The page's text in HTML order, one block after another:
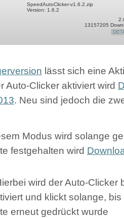
SpeedAutoClicker-v1.6.2.zip
Version: 1.6.2
13157205
lässt sich eine
Auto-Clicker aktiviert wird
. Neu sind jedoch die
Modus wird solange
festgehalten wird
wird der Auto-Clicker
und klickt solange, bis
erneut gedrückt wurde